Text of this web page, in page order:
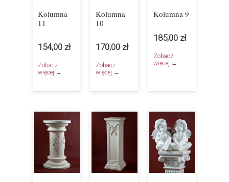
Kolumna
11
154,00 zł
Zobacz
więcej →
Kolumna
10
170,00 zł
Zobacz
więcej →
Kolumna 9
185,00 zł
Zobacz
więcej →